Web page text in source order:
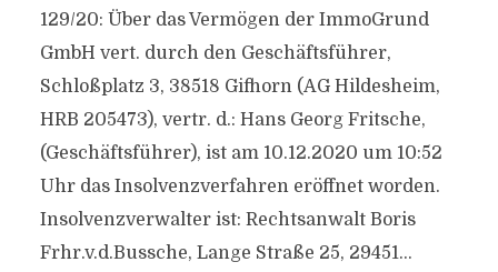
129/20: Über das Vermögen der ImmoGrund
GmbH vert. durch den Geschäftsführer,
Schloßplatz 3, 38518 Gifhorn (AG Hildesheim,
HRB 205473), vertr. d.: Hans Georg Fritsche,
(Geschäftsführer), ist am 10.12.2020 um 10:52
Uhr das Insolvenzverfahren eröffnet worden.
Insolvenzverwalter ist: Rechtsanwalt Boris
Frhr.v.d.Bussche, Lange Straße 25, 29451...